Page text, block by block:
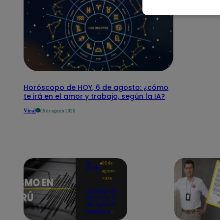
Horóscopo de HOY, 6 de agosto: ¿cómo
te irá en el amor y trabajo, según la IA?
Viral 06 de agosto 2026
Te
ayudo
06 de
agosto
2026
Temblor en
Perú hoy, 6
de agosto:
horario y